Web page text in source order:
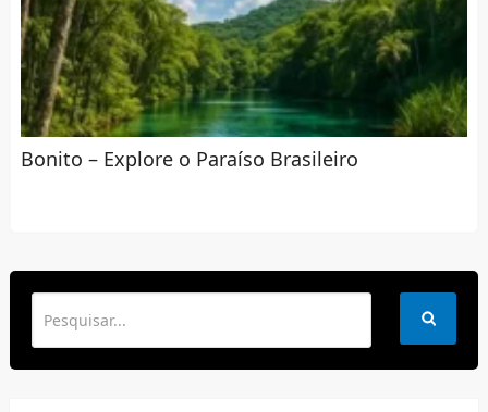
Bonito – Explore o Paraíso Brasileiro